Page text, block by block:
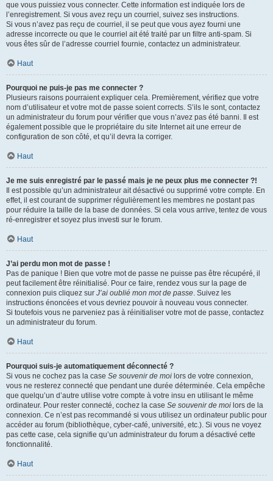
que vous puissiez vous connecter. Cette information est indiquée lors de
l’enregistrement. Si vous avez reçu un courriel, suivez ses instructions.
Si vous n’avez pas reçu de courriel, il se peut que vous ayez fourni une
adresse incorrecte ou que le courriel ait été traité par un filtre anti-spam. Si
vous êtes sûr de l’adresse courriel fournie, contactez un administrateur.
Haut
Pourquoi ne puis-je pas me connecter ?
Plusieurs raisons pourraient expliquer cela. Premièrement, vérifiez que votre
nom d’utilisateur et votre mot de passe soient corrects. S’ils le sont, contactez
un administrateur du forum pour vérifier que vous n’avez pas été banni. Il est
également possible que le propriétaire du site Internet ait une erreur de
configuration de son côté, et qu’il devra la corriger.
Haut
Je me suis enregistré par le passé mais je ne peux plus me connecter ?!
Il est possible qu’un administrateur ait désactivé ou supprimé votre compte. En
effet, il est courant de supprimer régulièrement les membres ne postant pas
pour réduire la taille de la base de données. Si cela vous arrive, tentez de vous
ré-enregistrer et soyez plus investi sur le forum.
Haut
J’ai perdu mon mot de passe !
Pas de panique ! Bien que votre mot de passe ne puisse pas être récupéré, il
peut facilement être réinitialisé. Pour ce faire, rendez vous sur la page de
connexion puis cliquez sur J’ai oublié mon mot de passe. Suivez les
instructions énoncées et vous devriez pouvoir à nouveau vous connecter.
Si toutefois vous ne parveniez pas à réinitialiser votre mot de passe, contactez
un administrateur du forum.
Haut
Pourquoi suis-je automatiquement déconnecté ?
Si vous ne cochez pas la case Se souvenir de moi lors de votre connexion,
vous ne resterez connecté que pendant une durée déterminée. Cela empêche
que quelqu’un d’autre utilise votre compte à votre insu en utilisant le même
ordinateur. Pour rester connecté, cochez la case Se souvenir de moi lors de la
connexion. Ce n’est pas recommandé si vous utilisez un ordinateur public pour
accéder au forum (bibliothèque, cyber-café, université, etc.). Si vous ne voyez
pas cette case, cela signifie qu’un administrateur du forum a désactivé cette
fonctionnalité.
Haut